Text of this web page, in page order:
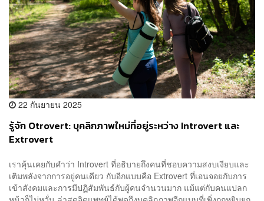
22 กันยายน 2025
รู้จัก Otrovert: บุคลิกภาพใหม่ที่อยู่ระหว่าง Introvert และ
Extrovert
เราคุ้นเคยกับคำว่า Introvert ที่อธิบายถึงคนที่ชอบความสงบเงียบและ
เติมพลังจากการอยู่คนเดียว กับอีกแบบคือ Extrovert ที่เอนจอยกับการ
เข้าสังคมและการมีปฏิสัมพันธ์กับผู้คนจำนวนมาก แม้แต่กับคนแปลก